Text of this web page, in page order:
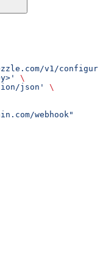
v1/
\
json'
\
webhook"